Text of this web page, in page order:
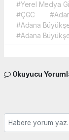
#Yerel Medya
#ÇGC
#Adana
#Adana
Okuyucu